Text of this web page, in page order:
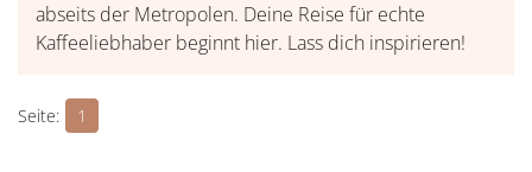
abseits der Metropolen. Deine Reise für echte
Kaffeeliebhaber beginnt hier. Lass dich inspirieren!
1